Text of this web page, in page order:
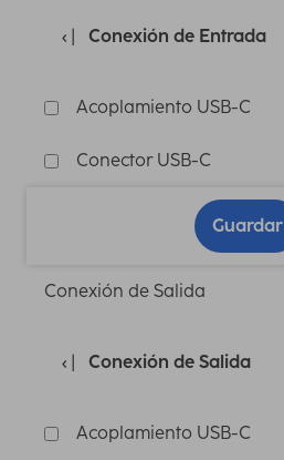
Conexión de Entrada
Acoplamiento USB-C
Conector USB-C
Guardar
Conexión de Salida
Conexión de Salida
Acoplamiento USB-C